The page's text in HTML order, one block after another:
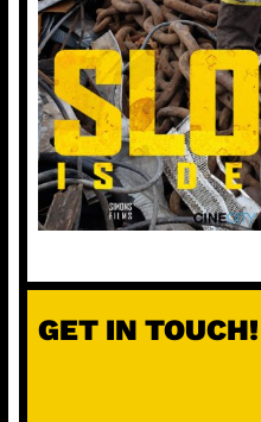
GET IN TOUCH!